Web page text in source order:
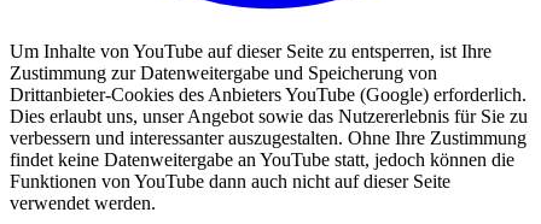
Um Inhalte von YouTube auf dieser Seite zu entsperren, ist Ihre
Zustimmung zur Datenweitergabe und Speicherung von
Drittanbieter-Cookies des Anbieters YouTube (Google) erforderlich.
Dies erlaubt uns, unser Angebot sowie das Nutzererlebnis für Sie zu
verbessern und interessanter auszugestalten. Ohne Ihre Zustimmung
findet keine Datenweitergabe an YouTube statt, jedoch können die
Funktionen von YouTube dann auch nicht auf dieser Seite
verwendet werden.